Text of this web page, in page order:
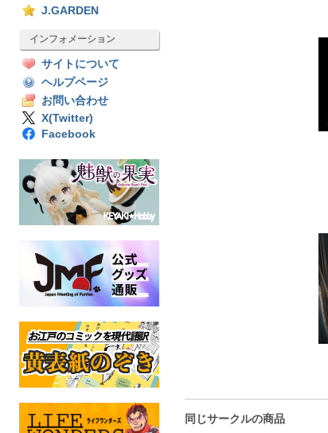
J.GARDEN
インフォメーション
サイトについて
ヘルプページ
お問い合わせ
X(Twitter)
Facebook
同じサークルの商品